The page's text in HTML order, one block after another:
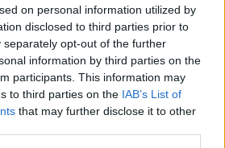
on personal information utilized by
disclosed to third parties prior to
separately opt-out of the further
information by third parties on the
participants. This information may
to third parties on the IAB’s List of
that may further disclose it to other
hálók miatt esetlegesen
valamint
gyorsasága miatt kevesebb
az állatoknak.”
dolgozó összes állatorvos
hogy a bokánál fogva